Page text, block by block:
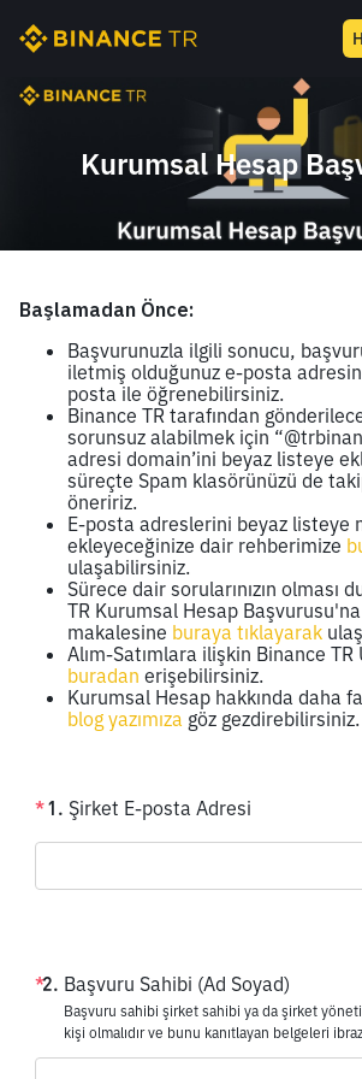
Kurumsal Hesap
Başlamadan Önce:
Başvurunuzla ilgili sonucu,
iletmiş olduğunuz e-posta
posta ile öğrenebilirsiniz.
Binance TR tarafından
sorunsuz alabilmek için
adresi domain’ini beyaz listeye
süreçte Spam klasörünüzü de
öneririz.
E-posta adreslerini beyaz listeye
ekleyeceğinize dair rehberimize
ulaşabilirsiniz.
Sürece dair sorularınızın olması
TR Kurumsal Hesap
makalesine buraya tıklayarak
Alım-Satımlara ilişkin Binance
buradan erişebilirsiniz.
Kurumsal Hesap hakkında daha
blog yazımıza göz gezdirebilirsiniz.
*1 . Şirket E-posta Adresi
*2. Başvuru Sahibi (Ad Soyad)
Başvuru sahibi şirket sahibi ya da şirket
kişi olmalıdır ve bunu kanıtlayan belgeleri